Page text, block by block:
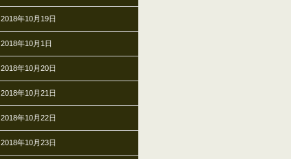
2018年10月19日
2018年10月1日
2018年10月20日
2018年10月21日
2018年10月22日
2018年10月23日